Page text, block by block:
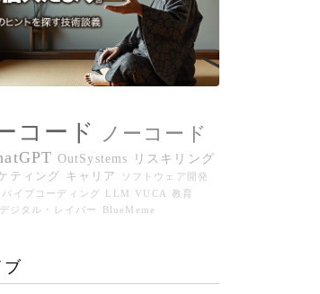
コード ノーコード
OutSystems
リスキリング
ティング キャリア
ソフトウェア開発
バイブコーディング LLM VUCA
教育
デジタル・レイバー BlueMeme
ブ